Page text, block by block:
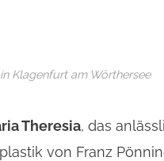
Klagenfurt am Wörthersee
Theresia, das
von Franz